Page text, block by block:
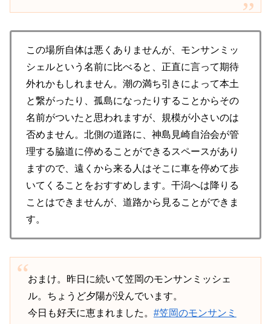
この場所自体は悪くありませんが、モンサンミッ
シェルという名前に比べると、正直に言って期待
外れかもしれません。潮の満ち引きによって本土
と繋がったり、孤島になったりすることからその
名前がついたと思われますが、規模が小さいのは
否めません。北側の道路に、神島見崎自治会が管
理する脇道に停めることができるスペースがあり
ますので、遠くから来る人はそこに車を停めて歩
いてくることをおすすめします。干潟へは降りる
ことはできませんが、道路から見ることができま
す。
おまけ。昨日に続いて笠岡のモンサンミッシェ
ル。ちょうど夕陽が没んでいます。
今日も好天に恵まれました。 #笠岡のモンサンミ